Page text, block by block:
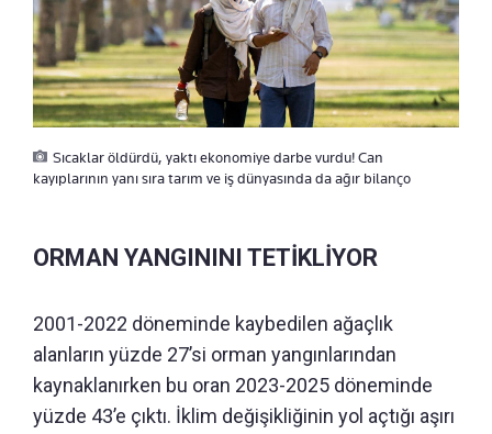
Sıcaklar öldürdü, yaktı ekonomiye darbe vurdu! Can
kayıplarının yanı sıra tarım ve iş dünyasında da ağır bilanço
ORMAN YANGININI TETİKLİYOR
2001-2022 döneminde kaybedilen ağaçlık
alanların yüzde 27’si orman yangınlarından
kaynaklanırken bu oran 2023-2025 döneminde
yüzde 43’e çıktı. İklim değişikliğinin yol açtığı aşırı